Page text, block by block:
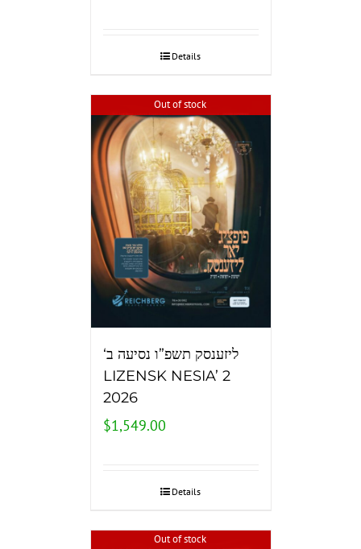
Details
Out of stock
‘ליזענסק תשפ”ו נסיעה ב
LIZENSK NESIA’ 2
2026
$1,549.00
Details
Out of stock